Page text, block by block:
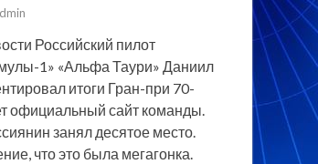
Российский пилот
1» «Альфа Таури» Даниил
итоги Гран-при 70-
официальный сайт команды.
занял десятое место.
что это была мегагонка.